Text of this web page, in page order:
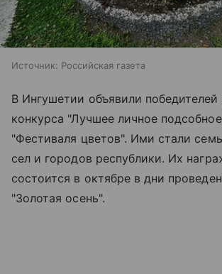
Источник: Российская газета
В Ингушетии объявили победителей
конкурса "Лучшее личное
"Фестиваля цветов". Ими стали
сел и городов республики. Их
состоится в октябре в дни
"Золотая осень".